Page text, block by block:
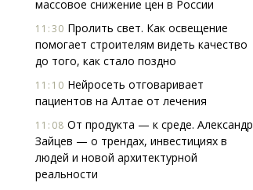
массовое снижение цен в России
11:30 Пролить свет. Как освещение
помогает строи­телям видеть качество
до того, как стало поздно
11:10 Нейросеть отговаривает
пациентов на Алтае от лечения
11:08 От продукта — к среде. Александр
Зайцев — о трендах, инвестициях в
людей и новой архитектурной
реальности